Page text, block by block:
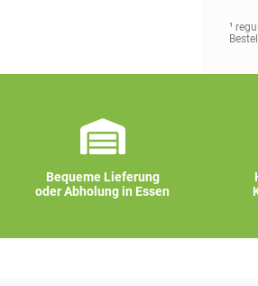
¹
Bequeme Lieferung
oder Abholung in Essen